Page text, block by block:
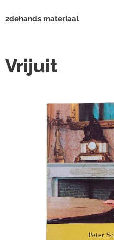
2dehands materiaal
Vrijuit